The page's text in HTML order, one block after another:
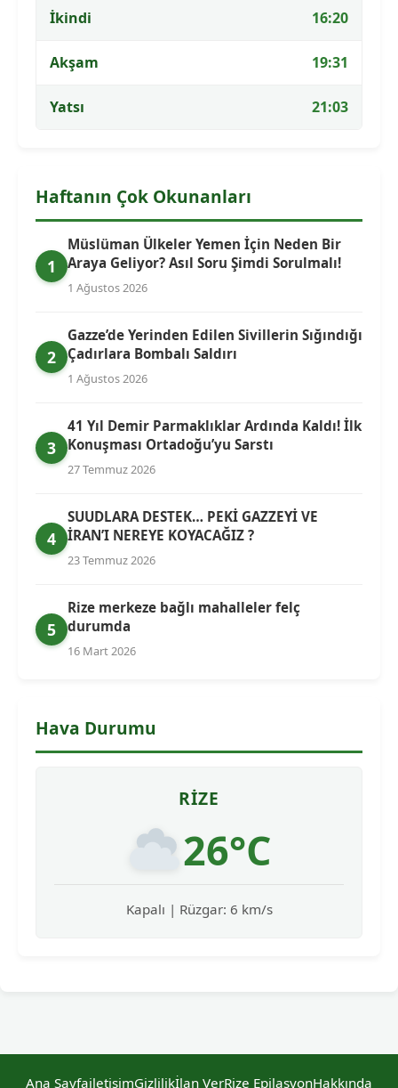
İkindi 16:20
Akşam 19:31
Yatsı 21:03
Haftanın Çok Okunanları
1
Müslüman Ülkeler Yemen İçin Neden Bir
Araya Geliyor? Asıl Soru Şimdi Sorulmalı!
1 Ağustos 2026
2
Gazze’de Yerinden Edilen Sivillerin Sığındığı
Çadırlara Bombalı Saldırı
1 Ağustos 2026
3
41 Yıl Demir Parmaklıklar Ardında Kaldı! İlk
Konuşması Ortadoğu’yu Sarstı
27 Temmuz 2026
4
SUUDLARA DESTEK… PEKİ GAZZEYİ VE
İRAN’I NEREYE KOYACAĞIZ ?
23 Temmuz 2026
5
Rize merkeze bağlı mahalleler felç
durumda
16 Mart 2026
Hava Durumu
RIZE
26°C
Kapalı | Rüzgar: 6 km/s
Ana SayfailetişimGizlilikİlan VerRize EpilasyonHakkında